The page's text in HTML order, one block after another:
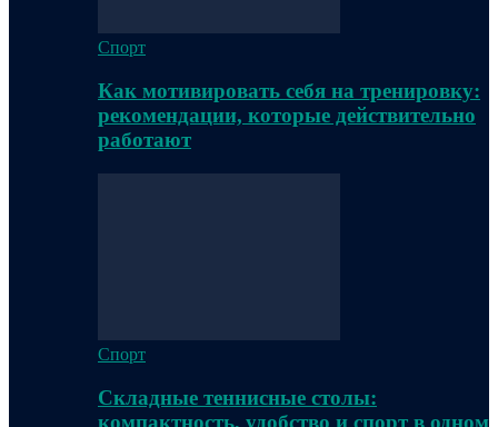
Спорт
Как мотивировать себя на тренировку:
рекомендации, которые действительно
работают
Спорт
Складные теннисные столы:
компактность, удобство и спорт в одном